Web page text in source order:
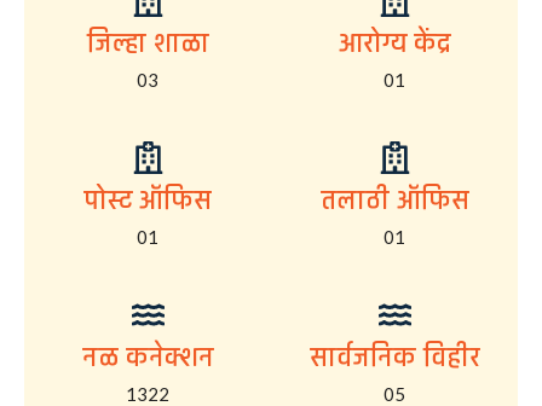
जिल्हा शाळा
03
आरोग्य केंद्र
01
पोस्ट ऑफिस
01
तलाठी ऑफिस
01
नळ कनेक्शन
1322
सार्वजनिक विहीर
05